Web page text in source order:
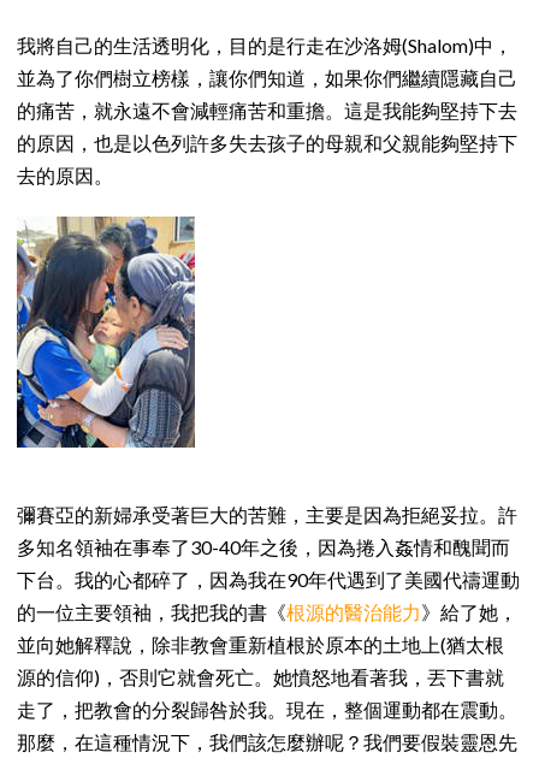
我將自己的生活透明化，目的是行走在沙洛姆(Shalom)中，
並為了你們樹立榜樣，讓你們知道，如果你們繼續隱藏自己
的痛苦，就永遠不會減輕痛苦和重擔。這是我能夠堅持下去
的原因，也是以色列許多失去孩子的母親和父親能夠堅持下
去的原因。
彌賽亞的新婦承受著巨大的苦難，主要是因為拒絕妥拉。許
多知名領袖在事奉了30-40年之後，因為捲入姦情和醜聞而
下台。我的心都碎了，因為我在90年代遇到了美國代禱運動
的一位主要領袖，我把我的書《根源的醫治能力》給了她，
並向她解釋說，除非教會重新植根於原本的土地上(猶太根
源的信仰)，否則它就會死亡。她憤怒地看著我，丟下書就
走了，把教會的分裂歸咎於我。現在，整個運動都在震動。
那麼，在這種情況下，我們該怎麼辦呢？我們要假裝靈恩先